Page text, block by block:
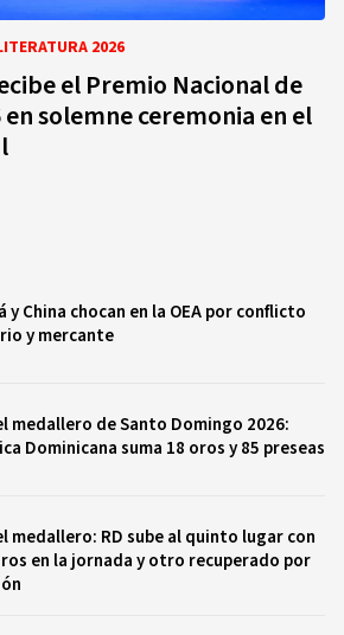
2026
el Premio Nacional de
solemne ceremonia en el
y China chocan en la OEA por conflicto
y mercante
medallero de Santo Domingo 2026:
Dominicana suma 18 oros y 85 preseas
medallero: RD sube al quinto lugar con
en la jornada y otro recuperado por